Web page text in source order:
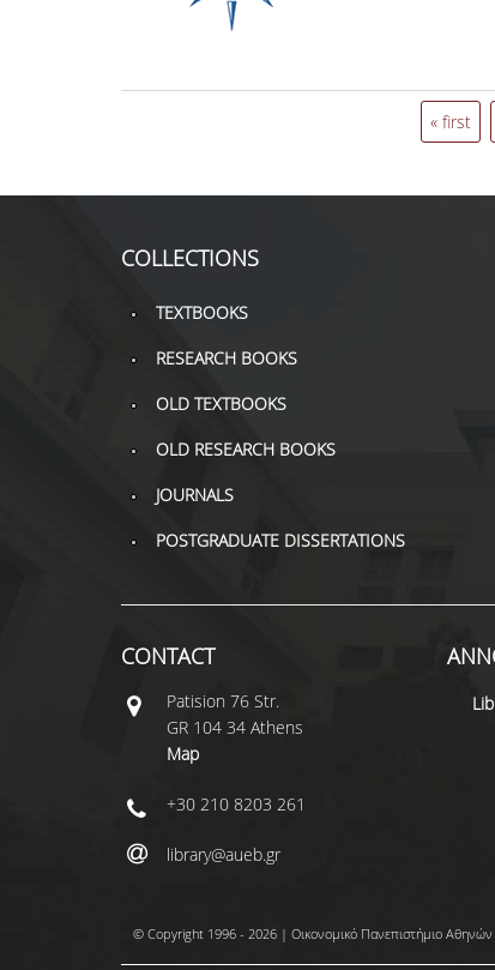
« first
COLLECTIONS
TEXTBOOKS
RESEARCH BOOKS
OLD TEXTBOOKS
OLD RESEARCH BOOKS
JOURNALS
POSTGRADUATE DISSERTATIONS
CONTACT
Patisiοn 76 Str.
GR 104 34 Athens
Map
+30 210 8203 261
library@aueb.gr
© Copyright 1996 - 2026 | Οικονομικό Πανεπιστήμιο Αθηνών